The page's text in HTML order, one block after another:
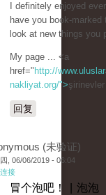
I definitely enjoyed
have you book-marked
look at new things
My page ... <a
href=" http://
nakliyat.org/">
回复
(未验证)
, 06/06/2019 - 06:04
接
冒个泡吧！ | 泡泡